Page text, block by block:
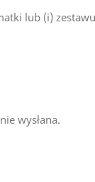
lub (i)
wysłana.